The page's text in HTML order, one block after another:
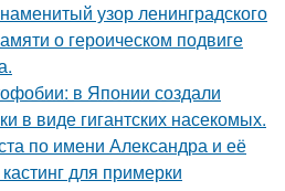
узор ленинградского
о героическом подвиге
в Японии создали
в виде гигантских насекомых.
по имени Александра и её
для примерки